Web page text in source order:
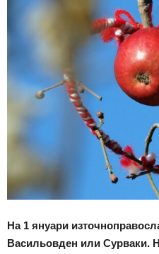
На 1 януари
Васильовден или Сурваки.